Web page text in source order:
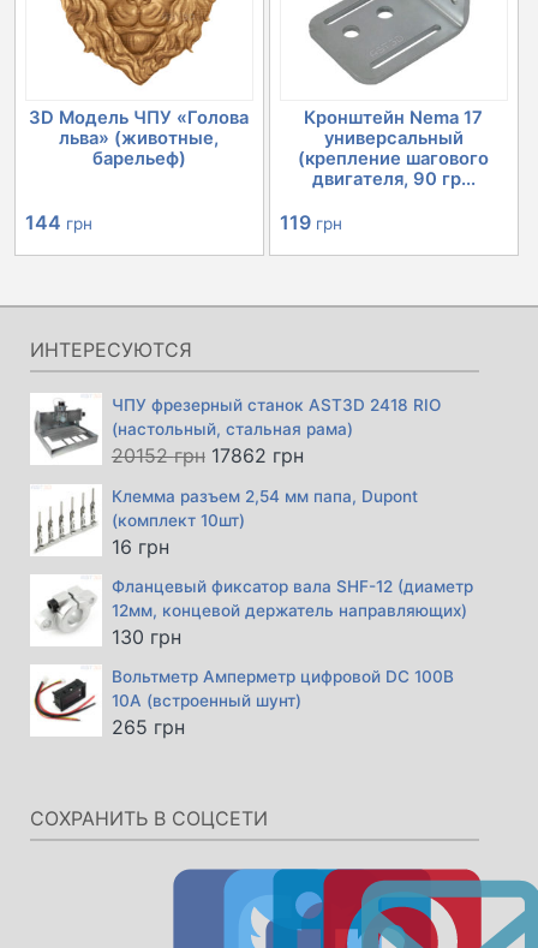
3D Модель ЧПУ «Голова
льва» (животные,
барельеф)
144 грн
Кронштейн Nema 17
универсальный
(крепление шагового
двигателя, 90 гр...
119 грн
ИНТЕРЕСУЮТСЯ
ЧПУ фрезерный станок AST3D 2418 RIO
(настольный, стальная рама)
20152грн Первоначальная
составляла
17862 грнТекущая
17862 грн.
Клемма разъем 2,54 мм папа, Dupont
(комплект 10шт)
16 грн
Фланцевый фиксатор вала SHF-12 (диаметр
12мм, концевой держатель направляющих)
130 грн
Вольтметр Амперметр цифровой DC 100В
10А (встроенный шунт)
265 грн
СОХРАНИТЬ В СОЦСЕТИ